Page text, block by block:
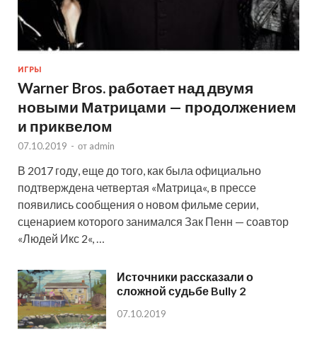
ИГРЫ
Warner Bros. работает над двумя
новыми Матрицами — продолжением
и приквелом
07.10.2019 - от admin
В 2017 году, еще до того, как была официально
подтверждена четвертая «Матрица«, в прессе
появились сообщения о новом фильме серии,
сценарием которого занимался Зак Пенн — соавтор
«Людей Икс 2«, …
Источники рассказали о
сложной судьбе Bully 2
07.10.2019